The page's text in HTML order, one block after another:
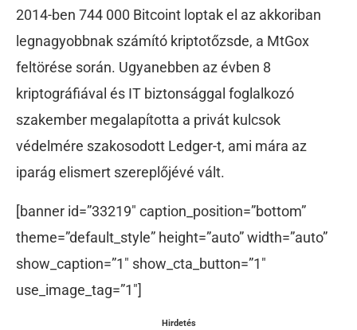
2014-ben 744 000 Bitcoint loptak el az akkoriban
legnagyobbnak számító kriptotőzsde, a MtGox
feltörése során. Ugyanebben az évben 8
kriptográfiával és IT biztonsággal foglalkozó
szakember megalapította a privát kulcsok
védelmére szakosodott Ledger-t, ami mára az
iparág elismert szereplőjévé vált.
[banner id=”33219″ caption_position=”bottom”
theme=”default_style” height=”auto” width=”auto”
show_caption=”1″ show_cta_button=”1″
use_image_tag=”1″]
Hirdetés